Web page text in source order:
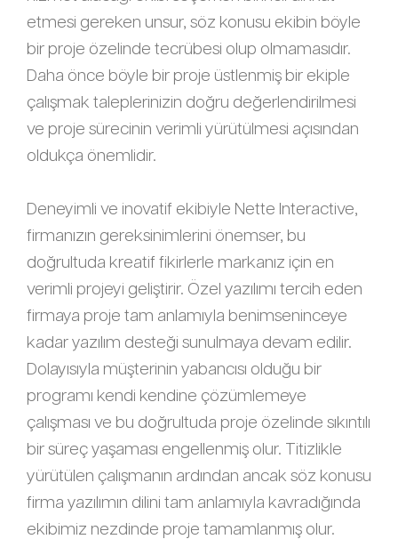
etmesi gereken unsur, söz konusu ekibin böyle
bir proje özelinde tecrübesi olup olmamasıdır.
Daha önce böyle bir proje üstlenmiş bir ekiple
çalışmak taleplerinizin doğru değerlendirilmesi
ve proje sürecinin verimli yürütülmesi açısından
oldukça önemlidir.
Deneyimli ve inovatif ekibiyle Nette Interactive,
firmanızın gereksinimlerini önemser, bu
doğrultuda kreatif fikirlerle markanız için en
verimli projeyi geliştirir. Özel yazılımı tercih eden
firmaya proje tam anlamıyla benimseninceye
kadar yazılım desteği sunulmaya devam edilir.
Dolayısıyla müşterinin yabancısı olduğu bir
programı kendi kendine çözümlemeye
çalışması ve bu doğrultuda proje özelinde sıkıntılı
bir süreç yaşaması engellenmiş olur. Titizlikle
yürütülen çalışmanın ardından ancak söz konusu
firma yazılımın dilini tam anlamıyla kavradığında
ekibimiz nezdinde proje tamamlanmış olur.